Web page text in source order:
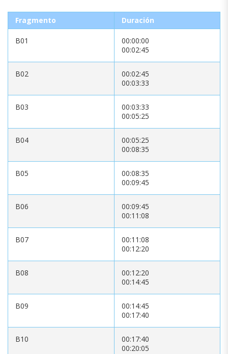
Fragmento Duración
B01
00:00:00
00:02:45
B02
00:02:45
00:03:33
B03
00:03:33
00:05:25
B04
00:05:25
00:08:35
B05
00:08:35
00:09:45
B06
00:09:45
00:11:08
B07
00:11:08
00:12:20
B08
00:12:20
00:14:45
B09
00:14:45
00:17:40
B10
00:17:40
00:20:05